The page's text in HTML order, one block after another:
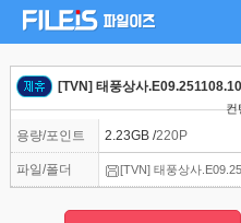
컨
용량/포인트 2.23GB /220P
파일/폴더 [TVN] 태풍상사